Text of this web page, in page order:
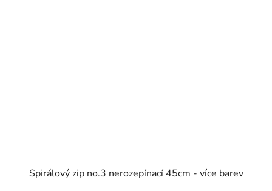
Spirálový zip no.3 nerozepínací 45cm - více barev